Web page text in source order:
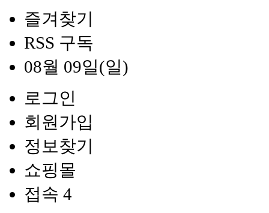
즐겨찾기
RSS 구독
08월 09일(일)
로그인
회원가입
정보찾기
쇼핑몰
접속 4